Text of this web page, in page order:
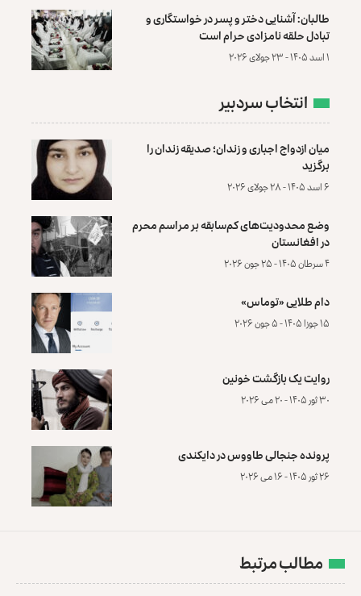
طالبان: آشنایی دختر و پسر در خواستگاری و
تبادل حلقه نامزادی حرام است
۱ اسد ۱۴۰۵ - ۲۳ جولای ۲۰۲۶
انتخاب سردبیر
میان ازدواج اجباری و زندان؛ صدیقه زندان را
برگزید
۶ اسد ۱۴۰۵ - ۲۸ جولای ۲۰۲۶
وضع محدودیت‌های کم‌سابقه بر مراسم محرم
در افغانستان
۴ سرطان ۱۴۰۵ - ۲۵ جون ۲۰۲۶
دام طلایی «توماس»
۱۵ جوزا ۱۴۰۵ - ۵ جون ۲۰۲۶
روایت یک بازگشت خونین
۳۰ ثور ۱۴۰۵ - ۲۰ می ۲۰۲۶
پرونده‌ جنجالی طاووس در دایکندی
۲۶ ثور ۱۴۰۵ - ۱۶ می ۲۰۲۶
مطالب مرتبط